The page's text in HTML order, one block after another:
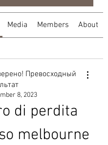
Media Members About
Превосходный
8, 2023
di perdita
melbourne